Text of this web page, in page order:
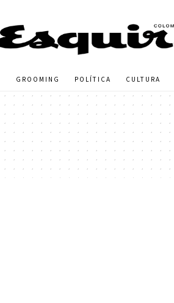
GROOMING POLÍTICA CULTURA